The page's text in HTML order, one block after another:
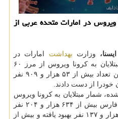
ویروس در امارات متحده عربی از
وزارت بهداشت امارات در
گزارشی اعلام نمود که شمار مبتلایان به کرونا ویروس از مرز ۶۰
هزار و ۵۰۶ نفر گذشت که از این تعداد بیش از ۵۳ هزار و ۹۰۹ نفر
شمار مبتلایان به کرونا ویروس
در کشورهای عربی حاشیه خلیج فارس بیش از ۶۳۴ هزار و ۲۰۴ نفر
بود که از این تعداد بیش از ۵۵۴ هزار و ۱۳۷ نفر بهبود یافته و بیش از